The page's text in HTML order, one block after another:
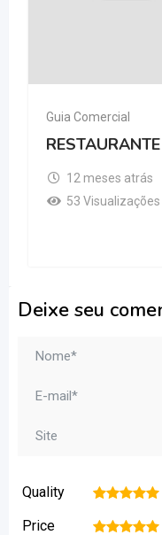
Guia Comercial
12 meses atrás
53 Visualizações
Deixe seu
Quality 5
4
3
2
Price 5
4
3
2